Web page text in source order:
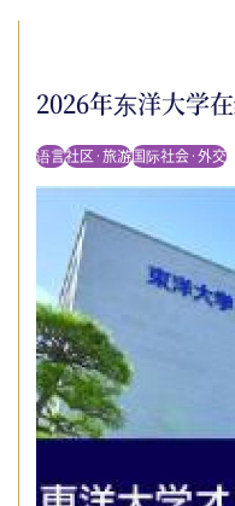
2026年东洋大学
语言社区·旅游国际社会·外交